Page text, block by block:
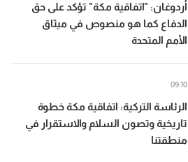
أردوغان: "اتفاقية مكة" تؤكد على حق
الدفاع كما هو منصوص في ميثاق
الأمم المتحدة
الرئاسة التركية: اتفاقية مكة خطوة
تاريخية وتصون السلام والاستقرار في
منطقتنا
09:10